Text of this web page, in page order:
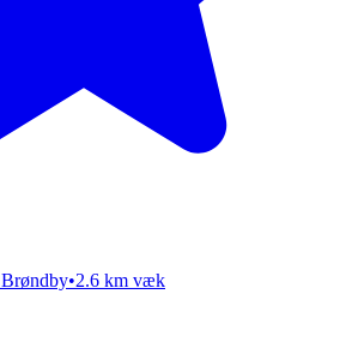
Brøndby•2.6 km væk